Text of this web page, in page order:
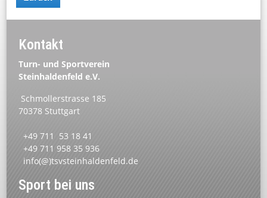
Kontakt
Turn- und Sportverein
Steinhaldenfeld e.V.
Schmollerstrasse 185
70378 Stuttgart
+49 711 53 18 41
+49 711 958 35 936
info(@)tsvsteinhaldenfeld.de
Sport bei uns